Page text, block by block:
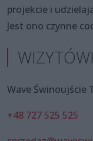
projekcie i
Jest ono czynne
Wave Świnoujście
+48 727 525 525